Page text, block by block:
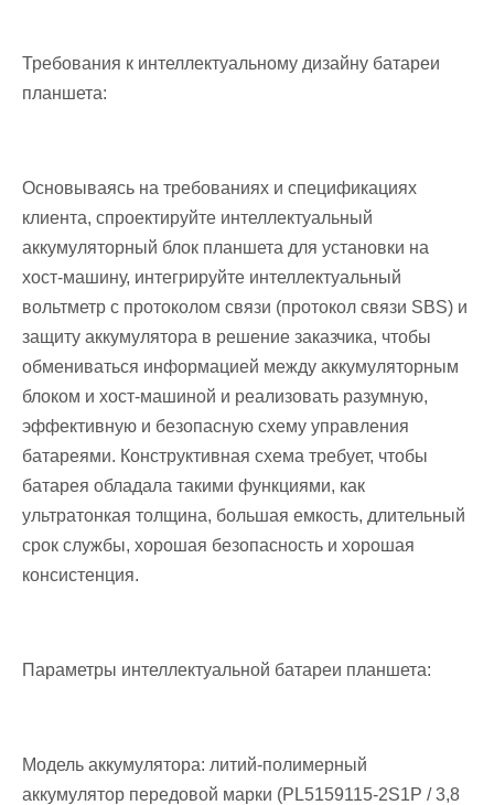
Требования к интеллектуальному дизайну батареи
планшета:
Основываясь на требованиях и спецификациях
клиента, спроектируйте интеллектуальный
аккумуляторный блок планшета для установки на
хост-машину, интегрируйте интеллектуальный
вольтметр с протоколом связи (протокол связи SBS) и
защиту аккумулятора в решение заказчика, чтобы
обмениваться информацией между аккумуляторным
блоком и хост-машиной и реализовать разумную,
эффективную и безопасную схему управления
батареями. Конструктивная схема требует, чтобы
батарея обладала такими функциями, как
ультратонкая толщина, большая емкость, длительный
срок службы, хорошая безопасность и хорошая
консистенция.
Параметры интеллектуальной батареи планшета:
Модель аккумулятора: литий-полимерный
аккумулятор передовой марки (PL5159115-2S1P / 3,8